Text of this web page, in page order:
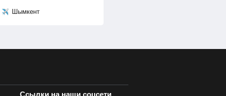
Шымкент
Ссылки на наши соцсети